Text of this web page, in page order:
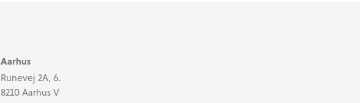
Aarhus
Runevej 2A, 6.
8210 Aarhus V